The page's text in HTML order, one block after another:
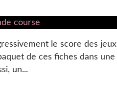
le score des jeux
de ces fiches dans une
un...